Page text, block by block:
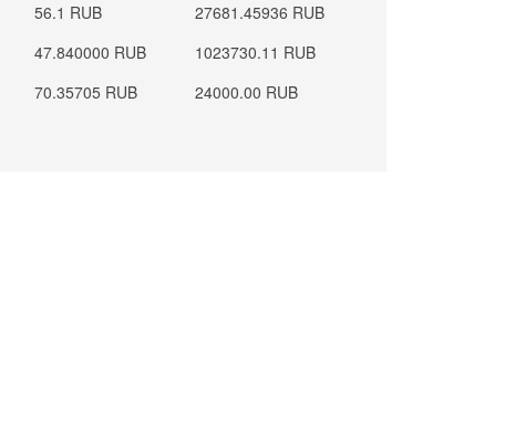
56.1 RUB
27681.45936 RUB
47.840000 RUB
1023730.11 RUB
70.35705 RUB 24000.00 RUB